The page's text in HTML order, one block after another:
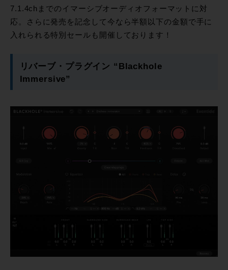
7.1.4chまでのイマーシブオーディオフォーマットに対
応。さらに発売を記念して今なら半額以下の金額で手に
入れられる特別セールも開催しております！
リバーブ・プラグイン “Blackhole
Immersive”